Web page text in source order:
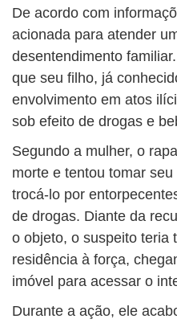
De acordo com
acionada para atender
desentendimento
que seu filho, já
envolvimento em atos
sob efeito de drogas e
Segundo a mulher, o
morte e tentou tomar
trocá-lo por
de drogas. Diante da
o objeto, o suspeito teria
residência à força,
imóvel para acessar o
Durante a ação, ele